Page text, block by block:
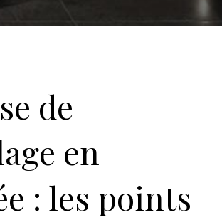
de
en
: les points